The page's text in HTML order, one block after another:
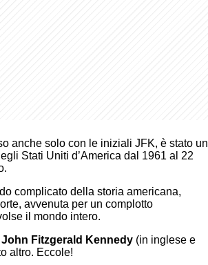
anche solo con le iniziali JFK, è stato un
Stati Uniti d’America dal 1961 al 22
complicato della storia americana,
avvenuta per un complotto
il mondo intero.
Fitzgerald Kennedy (in inglese e
altro. Eccole!